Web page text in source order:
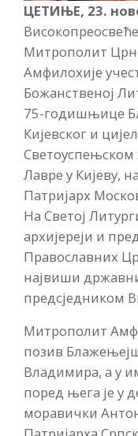
ЦЕТИЊЕ, 23.
Митрополит
Амфилохије
Божанственој
75-годишњице
Кијевског и
Светоуспењском
Лавре у Кијеву,
Патријарх
На Светој
архијереји и
Православних
највиши
предсједником
Митрополит
позив
Владимира, а у
поред њега је у
моравички